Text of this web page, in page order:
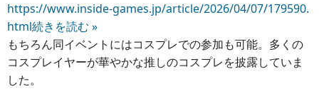
https://www.inside-games.jp/article/2026/04/07/179590.
html続きを読む »
もちろん同イベントにはコスプレでの参加も可能。多くの
コスプレイヤーが華やかな推しのコスプレを披露していま
した。